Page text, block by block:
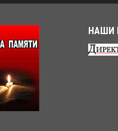
НАШИ